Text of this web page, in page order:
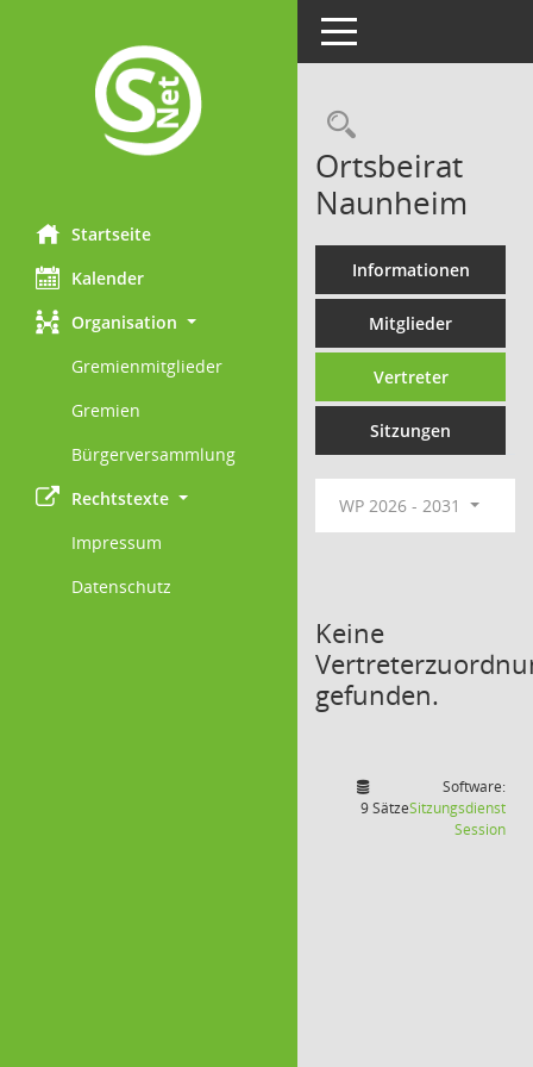
Startseite
Kalender
Organisation
Gremienmitglieder
Gremien
Bürgerversammlung
Rechtstexte
Impressum
Datenschutz
Toggle navigation
Ortsbeirat
Naunheim
Informationen
Mitglieder
Vertreter
Sitzungen
WP 2026 - 2031
Keine
gefunden.
9 Sätze
Software:
Sitzungsdienst
Session